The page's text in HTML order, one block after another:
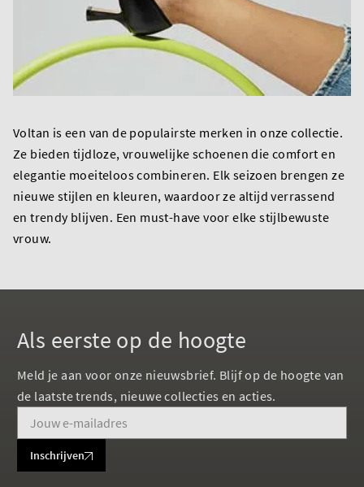
Voltan is een van de populairste merken in onze collectie.
Ze bieden tijdloze, vrouwelijke schoenen die comfort en
elegantie moeiteloos combineren. Elk seizoen brengen ze
nieuwe stijlen en kleuren, waardoor ze altijd verrassend
en trendy blijven. Een must-have voor elke stijlbewuste
vrouw.
Als eerste op de hoogte
Meld je aan voor onze nieuwsbrief. Blijf op de hoogte van
de laatste trends, nieuwe collecties en acties.
Inschrijven